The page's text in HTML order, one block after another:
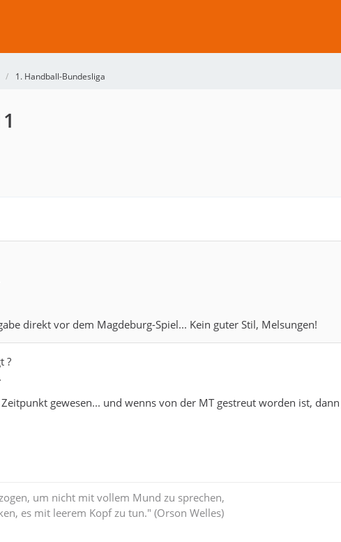
1. Handball-Bundesliga
direkt vor dem Magdeburg-Spiel... Kein guter Stil, Melsungen!
?
gewesen... und wenns von der MT gestreut worden ist,
um nicht mit vollem Mund zu sprechen,
es mit leerem Kopf zu tun." (Orson Welles)